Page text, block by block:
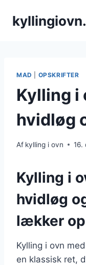
MAD OPSKRIFTER
Kylling i
hvidløg
Af kylling i ovn 16.
Kylling i
hvidløg
lækker
Kylling i ovn
en klassisk ret,